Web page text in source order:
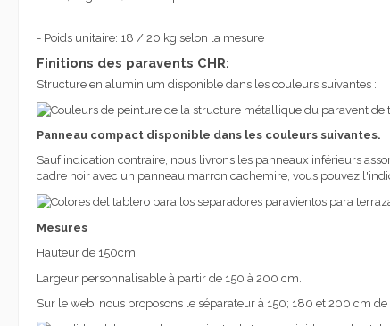
- Poids unitaire: 18 / 20 kg selon la mesure
Finitions des paravents CHR:
Structure en aluminium disponible dans les couleurs suivantes :
Panneau compact disponible dans les couleurs suivantes.
Sauf indication contraire, nous livrons les panneaux inférieurs
cadre noir avec un panneau marron cachemire, vous pouvez
Mesures
Hauteur de 150cm.
Largeur personnalisable à partir de 150 à 200 cm.
Sur le web, nous proposons le séparateur à 150; 180 et 200 cm